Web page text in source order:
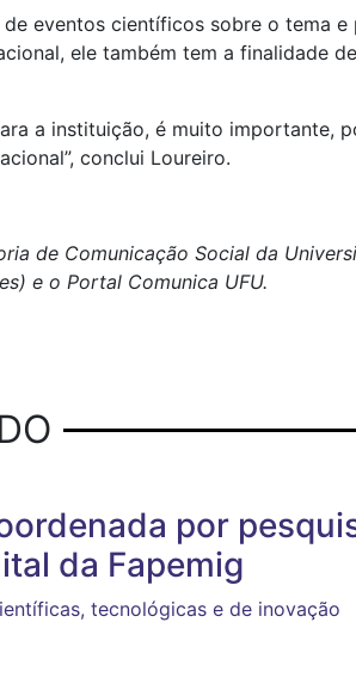
eventos científicos sobre o tema e
ele também tem a finalidade
a instituição, é muito importante,
conclui Loureiro.
de Comunicação Social da
e o Portal Comunica UFU.
por
da Fapemig
tecnológicas e de inovação